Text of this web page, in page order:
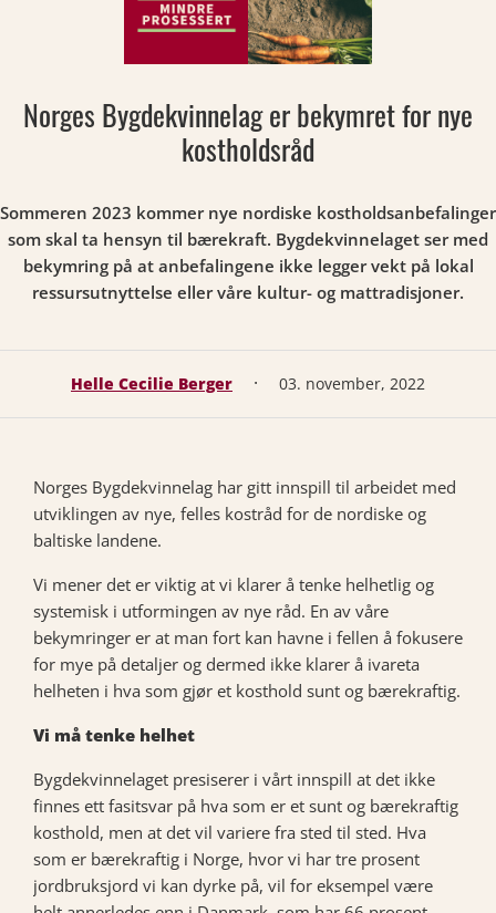
Norges Bygdekvinnelag er bekymret for nye
kostholdsråd
Sommeren 2023 kommer nye nordiske kostholdsanbefalinger
som skal ta hensyn til bærekraft. Bygdekvinnelaget ser med
bekymring på at anbefalingene ikke legger vekt på lokal
ressursutnyttelse eller våre kultur- og mattradisjoner.
Helle Cecilie Berger · 03. november, 2022
Norges Bygdekvinnelag har gitt innspill til arbeidet med
utviklingen av nye, felles kostråd for de nordiske og
baltiske landene.
Vi mener det er viktig at vi klarer å tenke helhetlig og
systemisk i utformingen av nye råd. En av våre
bekymringer er at man fort kan havne i fellen å fokusere
for mye på detaljer og dermed ikke klarer å ivareta
helheten i hva som gjør et kosthold sunt og bærekraftig.
Vi må tenke helhet
Bygdekvinnelaget presiserer i vårt innspill at det ikke
finnes ett fasitsvar på hva som er et sunt og bærekraftig
kosthold, men at det vil variere fra sted til sted. Hva
som er bærekraftig i Norge, hvor vi har tre prosent
jordbruksjord vi kan dyrke på, vil for eksempel være